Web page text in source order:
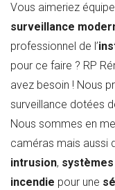
Vous aimeriez
surveillance
professionnel de l’
pour ce faire ? RP
avez besoin ! Nous
surveillance dotées
Nous sommes en
caméras mais aussi
intrusion,
incendie pour une